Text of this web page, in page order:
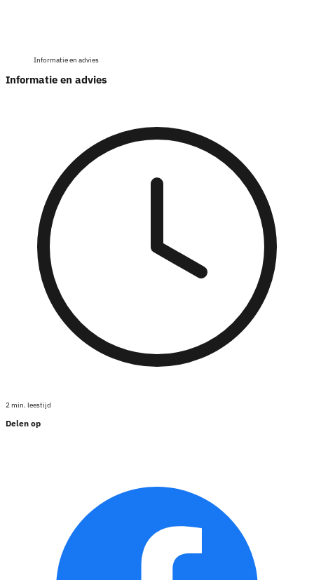
Informatie en advies
Informatie en advies
2 min. leestijd
Delen op